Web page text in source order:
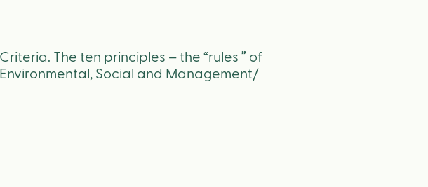
The ten principles – the “rules ” of
Social and Management/